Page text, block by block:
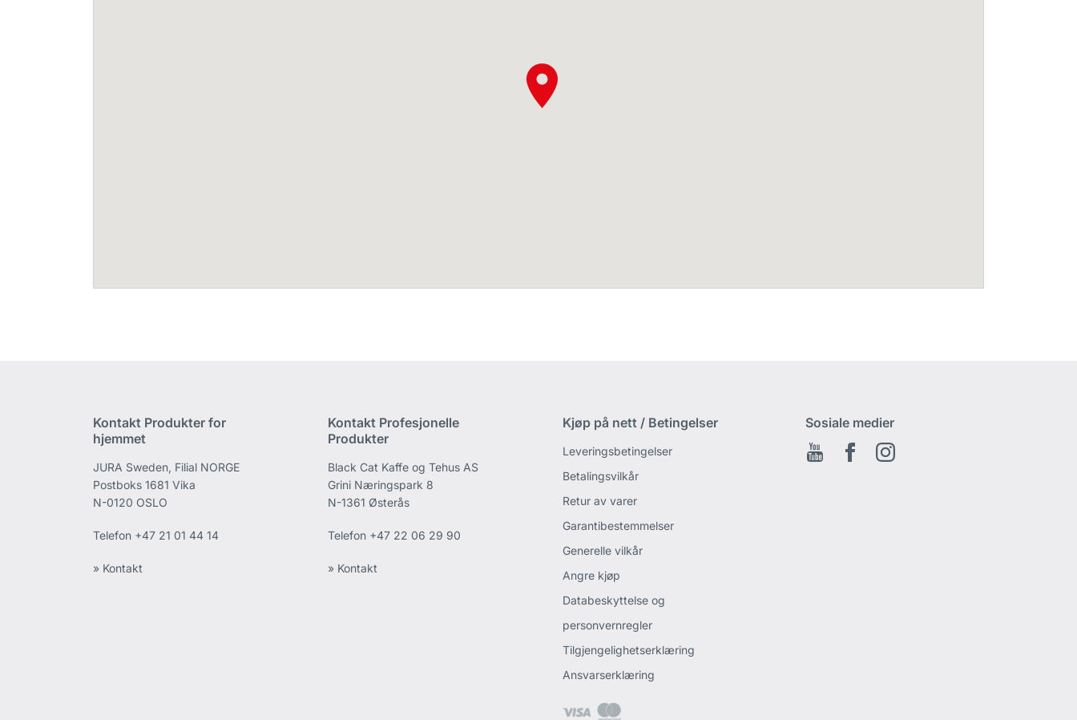
Kontakt Produkter for
hjemmet
JURA Sweden, Filial NORGE
Postboks 1681 Vika
N-0120 OSLO
Telefon +47 21 01 44 14
» Kontakt
Kontakt Profesjonelle
Produkter
Black Cat Kaffe og Tehus AS
Grini Næringspark 8
N-1361 Østerås
Telefon +47 22 06 29 90
» Kontakt
Kjøp på nett / Betingelser
Leveringsbetingelser
Betalingsvilkår
Retur av varer
Garantibestemmelser
Generelle vilkår
Angre kjøp
Databeskyttelse og
personvernregler
Tilgjengelighetserklæring
Ansvarserklæring
Sosiale medier
Youtube FacebookInstagram